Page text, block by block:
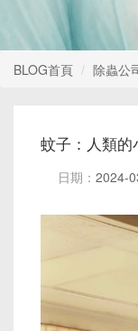
BLOG首頁 除蟲公
蚊子：人類
日期： 2024-